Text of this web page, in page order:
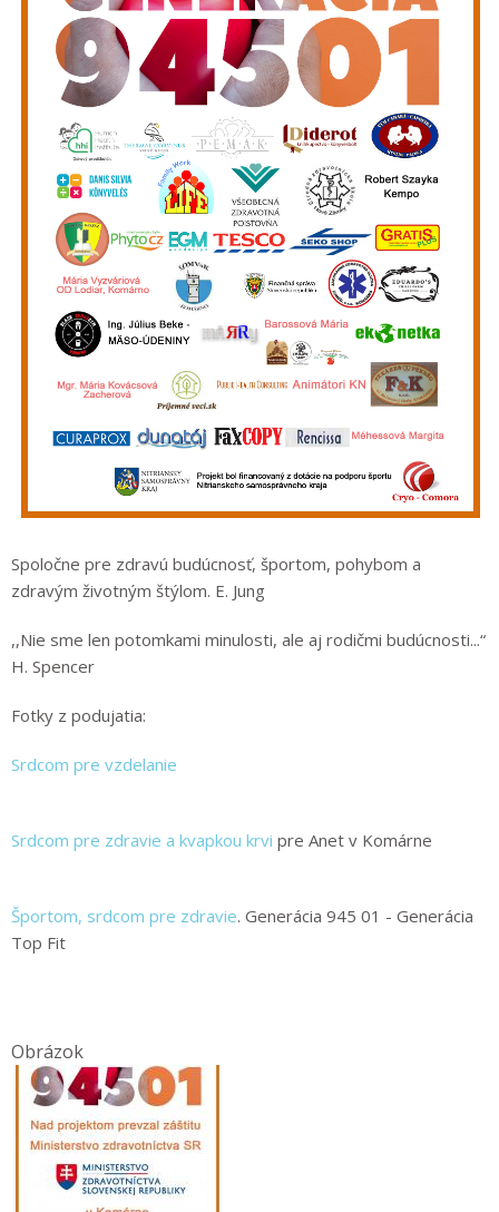
Spoločne pre zdravú budúcnosť, športom, pohybom a
zdravým životným štýlom. E. Jung
,,Nie sme len potomkami minulosti, ale aj rodičmi budúcnosti...“
H. Spencer
Fotky z podujatia:
Srdcom pre vzdelanie
Srdcom pre zdravie a kvapkou krvi pre Anet v Komárne
Športom, srdcom pre zdravie. Generácia 945 01 - Generácia
Top Fit
Obrázok